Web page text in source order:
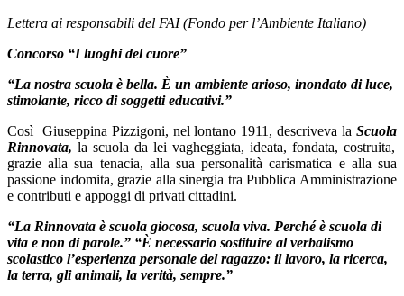
Lettera ai responsabili del FAI (Fondo per l’Ambiente Italiano)
Concorso “I luoghi del cuore”
“La nostra scuola è bella. È un ambiente arioso, inondato di luce,
stimolante, ricco di soggetti educativi.”
Così Giuseppina Pizzigoni, nel lontano 1911, descriveva la Scuola
Rinnovata, la scuola da lei vagheggiata, ideata, fondata, costruita,
grazie alla sua tenacia, alla sua personalità carismatica e alla sua
passione indomita, grazie alla sinergia tra Pubblica Amministrazione
e contributi e appoggi di privati cittadini.
“La Rinnovata è scuola giocosa, scuola viva. Perché è scuola di
vita e non di parole.” “È necessario sostituire al verbalismo
scolastico l’esperienza personale del ragazzo: il lavoro, la ricerca,
la terra, gli animali, la verità, sempre.”